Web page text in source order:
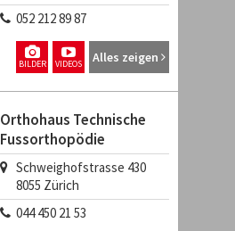
052 212 89 87
Alles zeigen
VIDEOS
BILDER
Orthohaus Technische
Fussorthopödie
Schweighofstrasse 430
8055 Zürich
044 450 21 53